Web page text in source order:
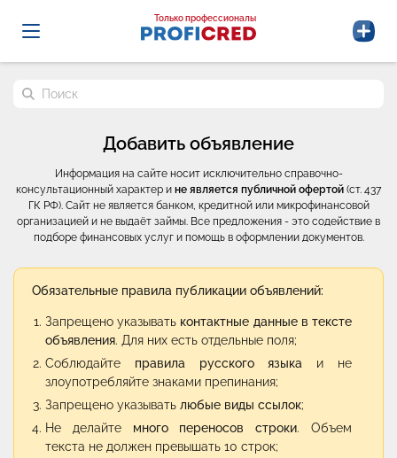
Probrokery - Только профессионалы
Только профессионалы
Поиск по сайту
Добавить объявление
Информация на сайте носит исключительно справочно-
консультационный характер и не является публичной офертой (ст. 437
ГК РФ). Сайт не является банком, кредитной или микрофинансовой
организацией и не выдаёт займы. Все предложения - это содействие в
подборе финансовых услуг и помощь в оформлении документов.
Обязательные правила публикации объявлений:
Запрещено указывать контактные данные в тексте
объявления. Для них есть отдельные поля;
Соблюдайте правила русского языка и не
злоупотребляйте знаками препинания;
Запрещено указывать любые виды ссылок;
Не делайте много переносов строки. Объем
текста не должен превышать 10 строк;